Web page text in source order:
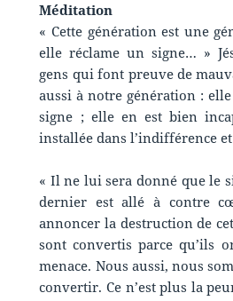
Méditation
« Cette génération est une
elle réclame un signe… »
gens qui font preuve de
aussi à notre génération :
signe ; elle en est bien
installée dans l’indifférence
« Il ne lui sera donné que le
dernier est allé à contre
annoncer la destruction de
sont convertis parce qu’ils
menace. Nous aussi, nous
convertir. Ce n’est plus la